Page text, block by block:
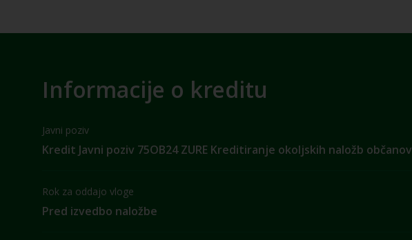
Informacije o kreditu
Javni poziv
Kredit Javni poziv 75OB24 ZURE Kreditiranje okoljskih naložb občanov
Rok za oddajo vloge
Pred izvedbo naložbe